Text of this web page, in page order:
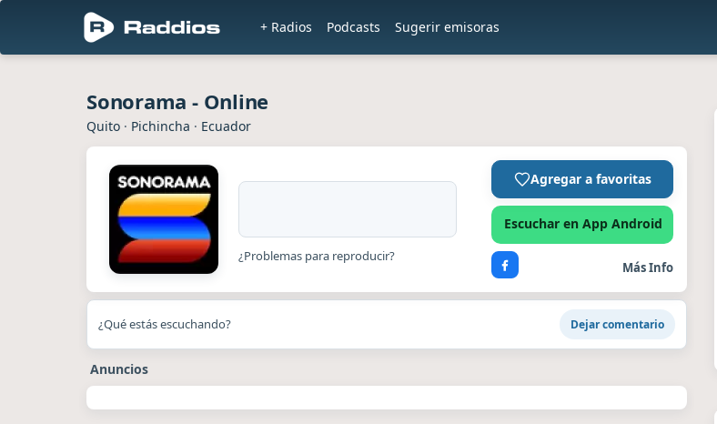
+ Radios Podcasts Sugerir emisoras
Sonorama - Online
Quito · Pichincha · Ecuador
¿Problemas para reproducir?
Agregar a favoritas
Escuchar en App Android
Más Info
¿Qué estás escuchando? Dejar comentario
Anuncios